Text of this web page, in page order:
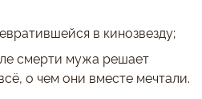
в кинозвезду;
смерти мужа решает
о чем они вместе мечтали.